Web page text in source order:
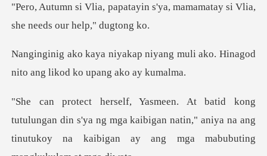
in s'ya, mamamatay si Vlia,
sh
yang muli ako. Hinagod
nito ang
din s'ya ng mga kaibigan natin," aniya na ang
tinutukoy na